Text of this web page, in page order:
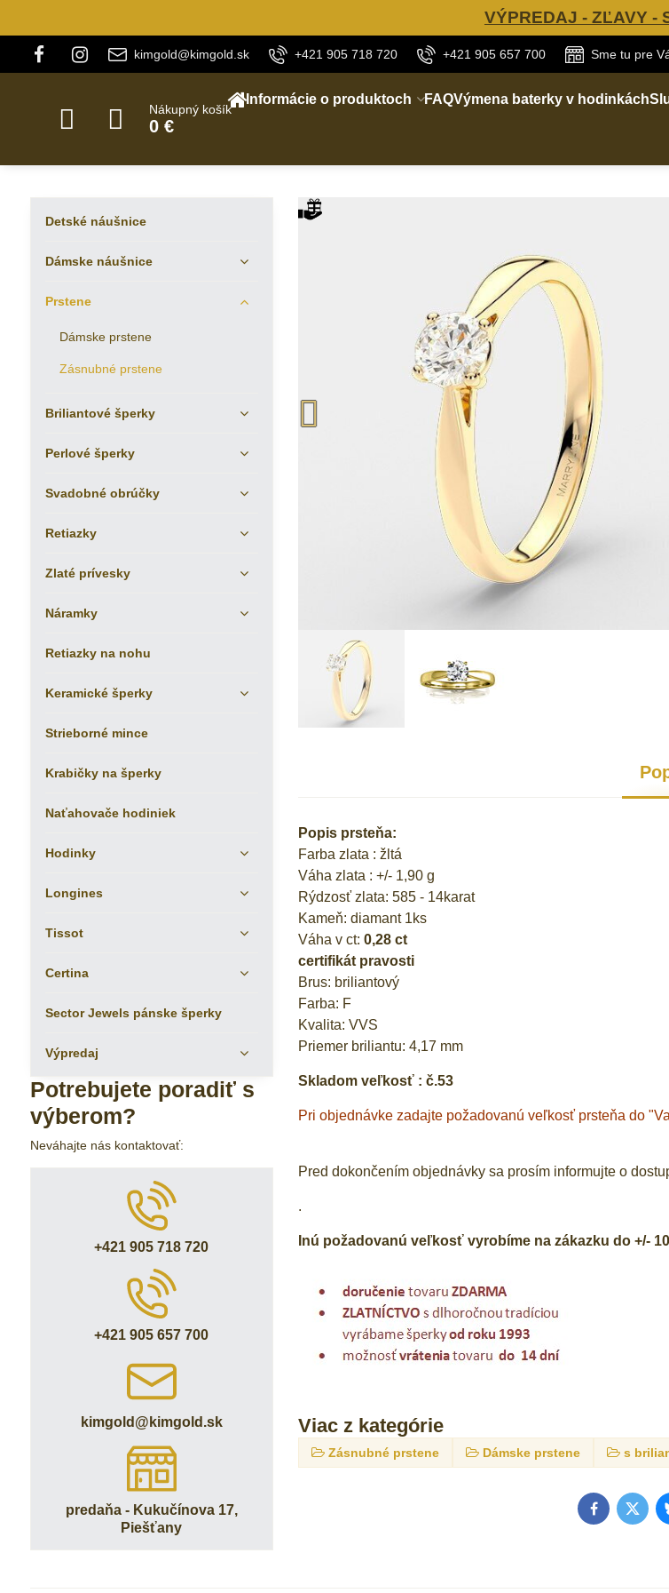
VÝPREDAJ - ZĽAVY -
kimgold@kimgold.sk +421 905 718 720 +421 905 657 700 Sme tu pre
Nákupný košík
0 €
Informácie o produktoch FAQVýmena baterky v hodinkách
Popis prsteňa:
Farba zlata : žltá
Váha zlata : +/- 1,90 g
Rýdzosť zlata: 585 - 14karat
Kameň: diamant 1ks
Váha v ct: 0,28 ct
certifikát pravosti
Brus: briliantový
Farba: F
Kvalita: VVS
Priemer briliantu: 4,17 mm
Skladom veľkosť : č.53
Pri objednávke zadajte požadovanú veľkosť prsteňa do
Pred dokončením objednávky sa prosím informujte o
.
Inú požadovanú veľkosť vyrobíme na zákazku do +/-
Viac z kategórie
Zásnubné prstene Dámske prstene s
Facebook
Detské náušnice
Dámske náušnice
Prstene
Dámske prstene
Zásnubné prstene
Briliantové šperky
Perlové šperky
Svadobné obrúčky
Retiazky
Zlaté prívesky
Náramky
Retiazky na nohu
Keramické šperky
Strieborné mince
Krabičky na šperky
Naťahovače hodiniek
Hodinky
Longines
Tissot
Certina
Sector Jewels pánske šperky
Výpredaj
Potrebujete poradiť s
výberom?
Neváhajte nás kontaktovať:
+421 905 718 720
+421 905 657 700
kimgold​@kimgold​.sk
predaňa - Kukučínova 17,
Piešťany